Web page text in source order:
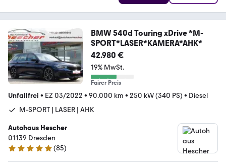
BMW 540d Touring xDrive *M-
SPORT*LASER*KAMERA*AHK*
42.980 €
19% MwSt.
Fairer Preis
Unfallfrei • EZ 03/2022 • 90.000 km • 250 kW (340 PS) • Diesel
M-SPORT | LASER | AHK
Autohaus Hescher
01139 Dresden
5 Sterne
(85)